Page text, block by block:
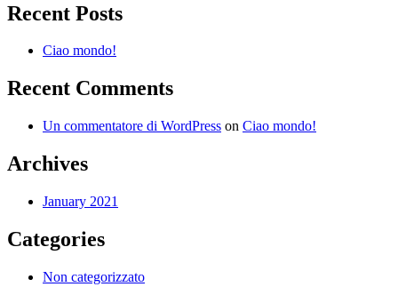
Recent Posts
Ciao mondo!
Recent Comments
Un commentatore di WordPress on Ciao mondo!
Archives
January 2021
Categories
Non categorizzato